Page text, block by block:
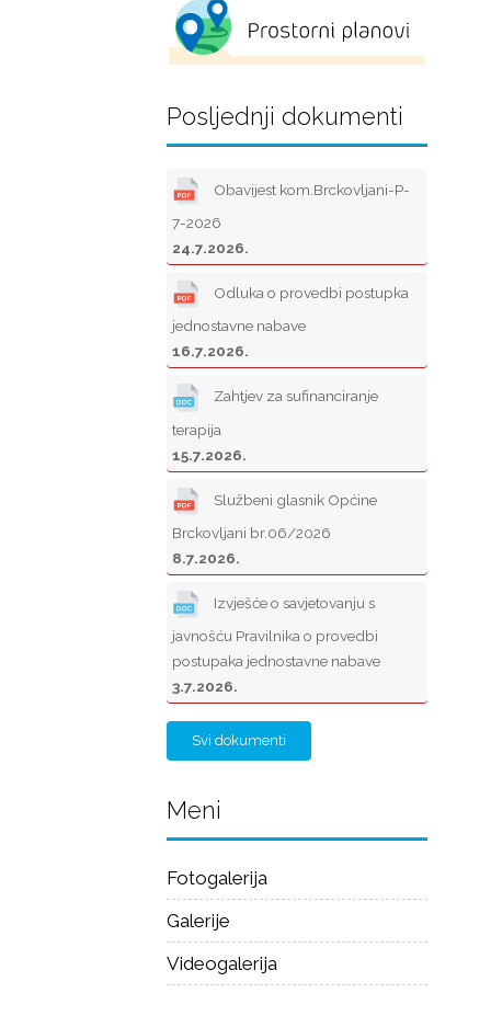
Posljednji dokumenti
Obavijest kom.Brckovljani-P-
7-2026
24.7.2026.
Odluka o provedbi postupka
jednostavne nabave
16.7.2026.
Zahtjev za sufinanciranje
terapija
15.7.2026.
Službeni glasnik Općine
Brckovljani br.06/2026
8.7.2026.
Izvješće o savjetovanju s
javnošću Pravilnika o provedbi
postupaka jednostavne nabave
3.7.2026.
Svi dokumenti
Meni
Fotogalerija
Galerije
Videogalerija